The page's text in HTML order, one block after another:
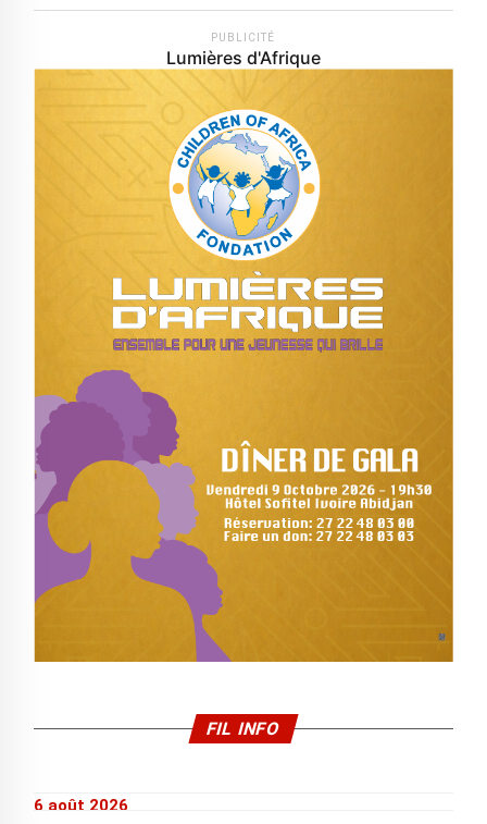
PUBLICITÉ
Lumières d'Afrique
FIL INFO
6 août 2026